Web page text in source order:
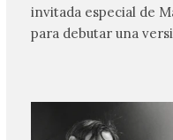
invitada especial de
para debutar una